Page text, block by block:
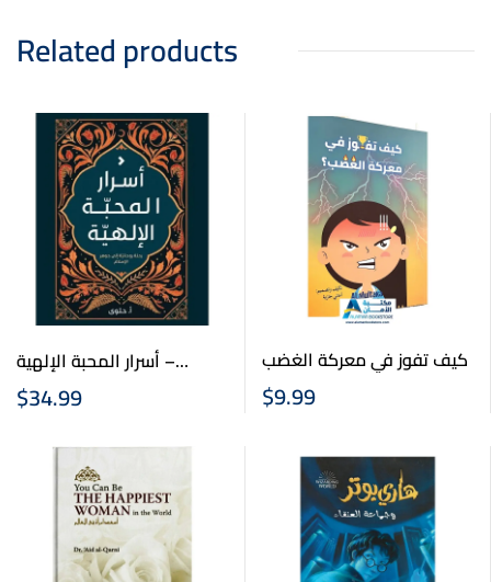
Related products
أسرار المحبة الإلهية –
Secrets Of Divine Love
$34.99
كيف تفوز في معركة الغضب
$9.99